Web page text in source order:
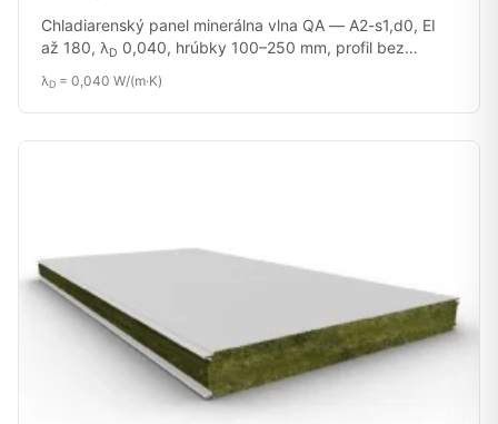
Chladiarenský panel minerálna vlna QA — A2-s1,d0, EI
až 180, λD 0,040, hrúbky 100–250 mm, profil bez
λD = 0,040 W/(m·K)